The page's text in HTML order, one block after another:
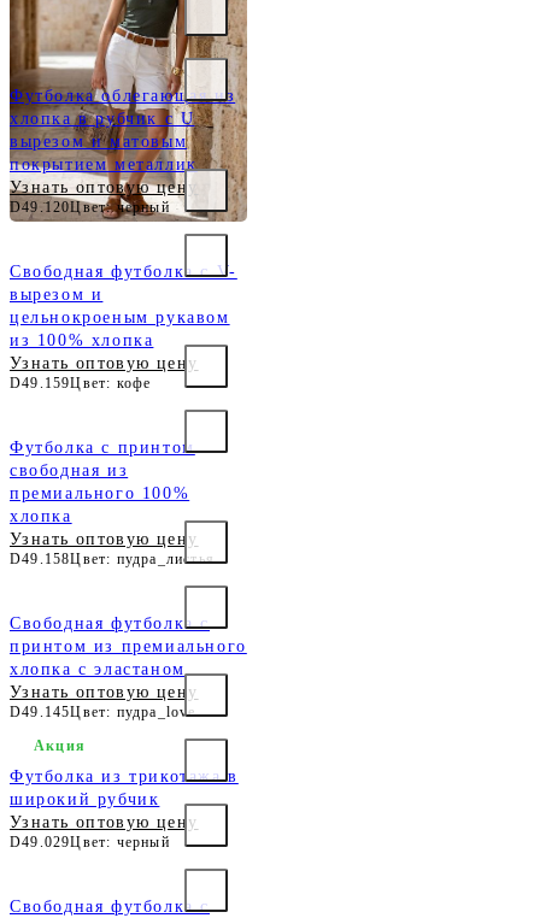
Узнать оптовую цену
D49.065 Цвет: т.оливковый
Футболка облегающая из
хлопка в рубчик с U
вырезом и матовым
покрытием металлик
Узнать оптовую цену
D49.120Цвет: черный
Свободная футболка с V-
вырезом и
цельнокроеным рукавом
из 100% хлопка
Узнать оптовую цену
D49.159Цвет: кофе
Футболка с принтом
свободная из
премиального 100%
хлопка
Узнать оптовую цену
D49.158Цвет: пудра_листья
Свободная футболка с
принтом из премиального
хлопка с эластаном
Узнать оптовую цену
D49.145Цвет: пудра_love
Футболка из трикотажа в
широкий рубчик
Узнать оптовую цену
D49.029Цвет: черный
Акция
Свободная футболка с